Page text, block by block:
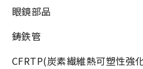
眼鏡部品
鋳鉄管
CFRTP(炭素繊維熱可塑性強